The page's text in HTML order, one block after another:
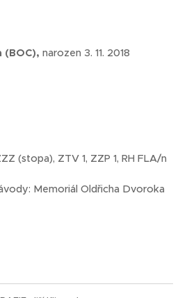
narozen 3. 11. 2018
(stopa), ZTV 1, ZZP 1, RH FLA/n
Memoriál Oldřicha Dvoroka